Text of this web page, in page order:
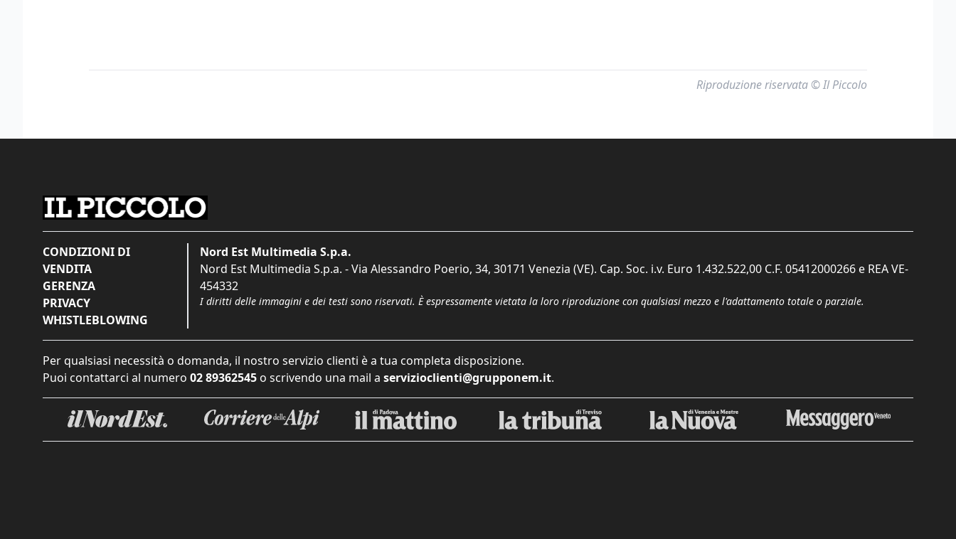
Riproduzione riservata © Il Piccolo
CONDIZIONI DI
VENDITA
GERENZA
PRIVACY
WHISTLEBLOWING
Nord Est Multimedia S.p.a.
Nord Est Multimedia S.p.a. - Via Alessandro Poerio, 34, 30171 Venezia (VE). Cap. Soc. i.v. Euro 1.432.522,00 C.F. 05412000266 e REA VE-
454332
I diritti delle immagini e dei testi sono riservati. È espressamente vietata la loro riproduzione con qualsiasi mezzo e l'adattamento totale o parziale.
Per qualsiasi necessità o domanda, il nostro servizio clienti è a tua completa disposizione.
Puoi contattarci al numero 02 89362545 o scrivendo una mail a servizioclienti@grupponem.it.